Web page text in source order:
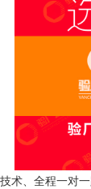
、全程一对一